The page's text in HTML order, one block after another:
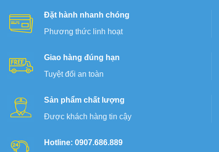
Đặt hành nhanh chóng
Phương thức linh hoạt
Giao hàng đúng hạn
Tuyệt đối an toàn
Sản phẩm chất lượng
Được khách hàng tin cậy
Hotline: 0907.686.889